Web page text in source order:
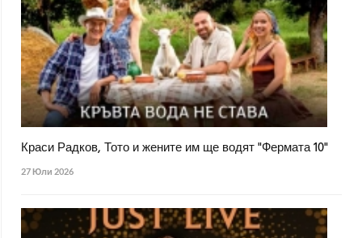
Краси Радков, Тото и жените им ще водят "Фермата 10"
27 Юли 2026